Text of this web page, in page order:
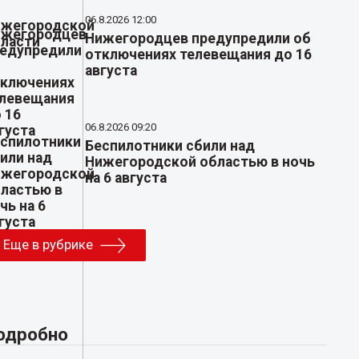
06.8.2026 12:00
Нижегородцев предупредили об
отключениях телевещания до 16
августа
06.8.2026 09:20
Беспилотники сбили над
Нижегородской областью в ночь
на 6 августа
Еще в рубрике